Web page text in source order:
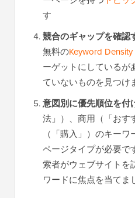
す
競合のギャップを確認
無料のKeyword
ーゲットにしているが
ていないものを見つけ
意図別に優先順位を付
法」）、商用（「おす
（「購入」）のキー
ページタイプが必要で
索者がウェブサイトを
ワードに焦点を当てま